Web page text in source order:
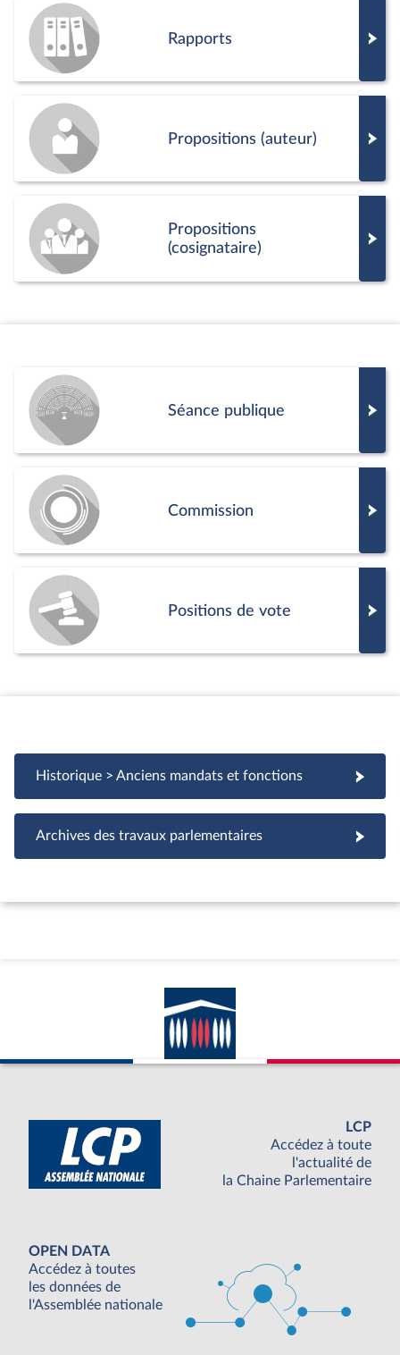
Rapports
Propositions (auteur)
Propositions
(cosignataire)
Séance publique
Commission
Positions de vote
Historique > Anciens mandats et fonctions
Archives des travaux parlementaires
LCP
Accédez à toute
l'actualité de
la Chaine Parlementaire
OPEN DATA
Accédez à toutes
les données de
l'Assemblée nationale